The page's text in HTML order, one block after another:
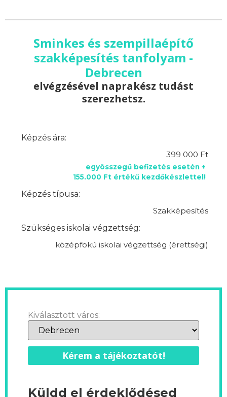
Sminkes és szempillaépítő
szakképesítés tanfolyam -
Debrecen
elvégzésével naprakész tudást
szerezhetsz.
Képzés ára:
399 000 Ft
egyösszegű befizetés esetén +
155.000 Ft értékű kezdőkészlettel!
Képzés típusa:
Szakképesítés
Szükséges iskolai végzettség:
középfokú iskolai végzettség (érettségi)
Kiválasztott város:
Kérem a tájékoztatót!
Küldd el érdeklődésed